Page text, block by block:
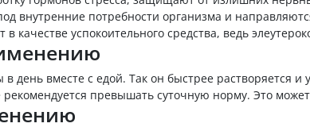
внутренние потребности организма и
качестве успокоительного средства, ведь
вместе с едой. Так он быстрее растворяется и
рекомендуется превышать суточную норму. Это